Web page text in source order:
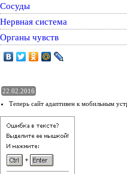
Сосуды
Нервная система
Органы чувств
22.02.2016
Теперь сайт адаптивен к мобильным